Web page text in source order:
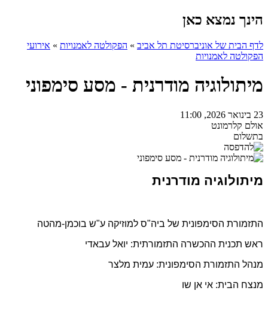
הינך נמצא כאן
לדף הבית של אוניברסיטת תל אביב » הפקולטה לאמנויות » אירועי
הפקולטה לאמנויות
מיתולוגיה מודרנית - מסע סימפוני
23 בינואר 2026, 11:00
אולם קלרמונט
בתשלום
מיתולוגיה מודרנית
התזמורת הסימפונית של ביה"ס למוזיקה ע"ש בוכמן-מהטה
ראש תכנית ההכשרה התזמורתית: יואל עבאדי
מנהל התזמורת הסימפונית: עמית מלצר
מנצח הבית: אי אן שו